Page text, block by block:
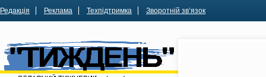
Редакція Реклама Техпідтримка Зворотній зв’язок